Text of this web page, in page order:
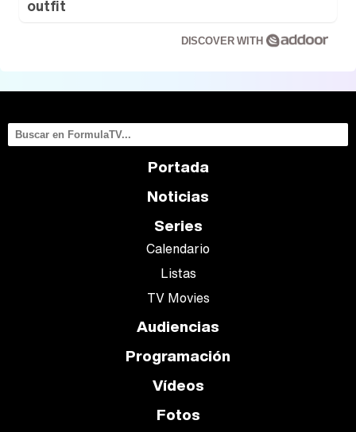
outfit
DISCOVER WITH
Portada
Noticias
Series
Calendario
Listas
TV Movies
Audiencias
Programación
Vídeos
Fotos